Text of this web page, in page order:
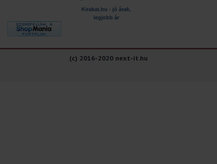
Kirakat.hu - jó árak,
legjobb ár
(c) 2016-2020 next-it.hu